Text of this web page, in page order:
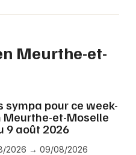
Meurthe-et-
sympa pour ce week-
Meurthe-et-Moselle
9 août 2026
2026 → 09/08/2026